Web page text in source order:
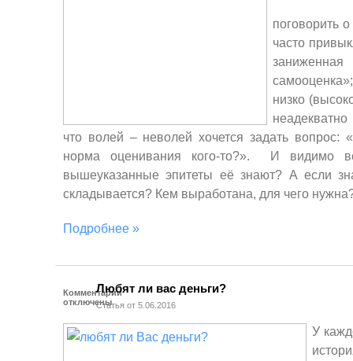
поговорить
часто
низко
что волей – неволей хочется задать вопрос:
норма оценивания кого-то?». И видимо
вышеуказанные эпитеты её знают? А если
складывается? Кем выработана, для чего
Подробнее »
Комментарии
отключены
Любят ли вас деньги?
Статья от 5.06.2016
У